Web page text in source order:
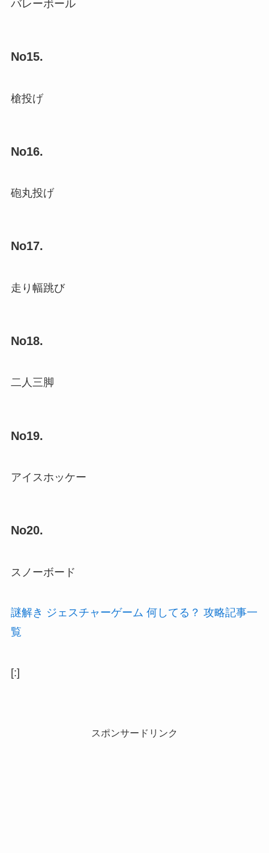
バレーボール
No15.
槍投げ
No16.
砲丸投げ
No17.
走り幅跳び
No18.
二人三脚
No19.
アイスホッケー
No20.
スノーボード
謎解き ジェスチャーゲーム 何してる？ 攻略記事一
覧
[:]
スポンサードリンク